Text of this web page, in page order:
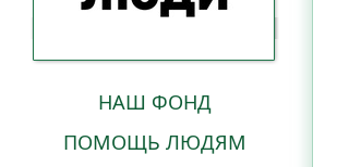
НАШ ФОНД
ПОМОЩЬ ЛЮДЯМ